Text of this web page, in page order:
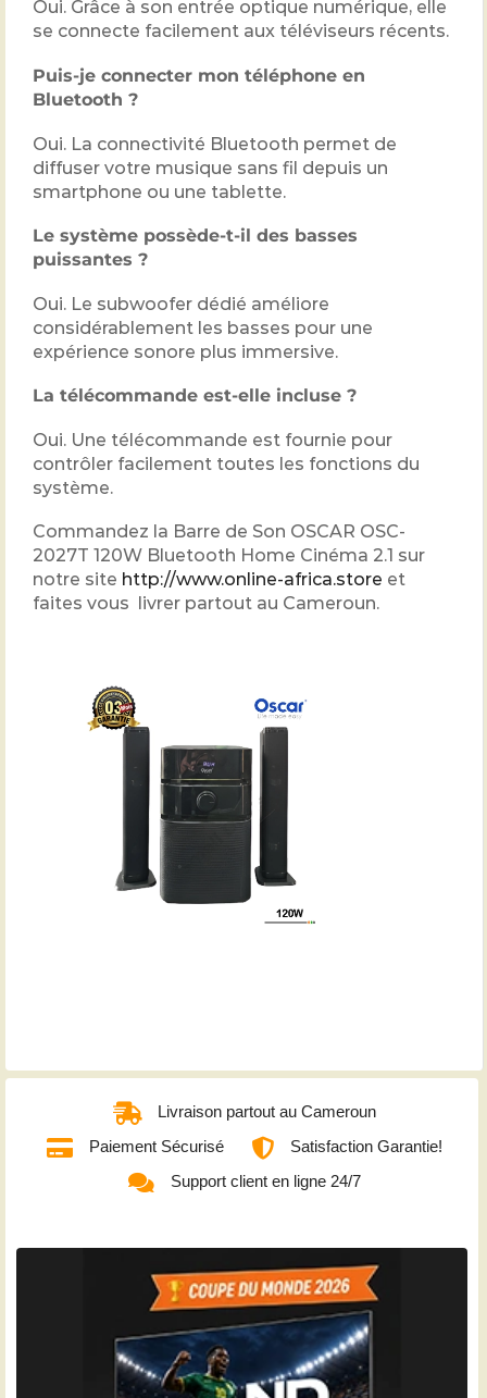
Oui. Grâce à son entrée optique numérique, elle
se connecte facilement aux téléviseurs récents.
Puis-je connecter mon téléphone en
Bluetooth ?
Oui. La connectivité Bluetooth permet de
diffuser votre musique sans fil depuis un
smartphone ou une tablette.
Le système possède-t-il des basses
puissantes ?
Oui. Le subwoofer dédié améliore
considérablement les basses pour une
expérience sonore plus immersive.
La télécommande est-elle incluse ?
Oui. Une télécommande est fournie pour
contrôler facilement toutes les fonctions du
système.
Commandez la Barre de Son OSCAR OSC-
2027T 120W Bluetooth Home Cinéma 2.1 sur
notre site http://www.online-africa.store et
faites vous livrer partout au Cameroun.
Livraison partout au Cameroun
Paiement Sécurisé
Satisfaction Garantie!
Support client en ligne 24/7